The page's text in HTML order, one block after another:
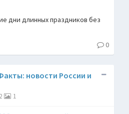
дни длинных праздников без
0
новости России и
1